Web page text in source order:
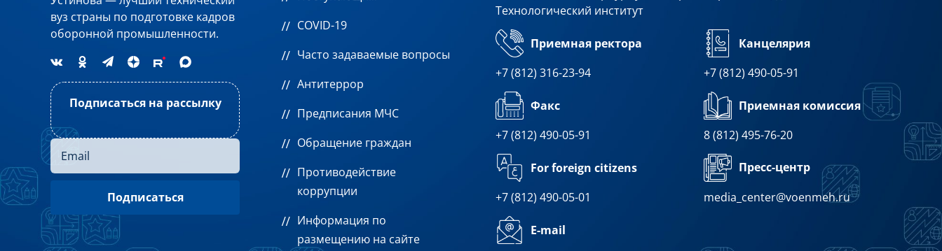
вуз страны по подготовке кадров
оборонной промышленности.
Подписаться на рассылку
COVID-19
Часто задаваемые вопросы
Антитеррор
Предписания МЧС
Обращение граждан
Противодействие
коррупции
Информация по
размещению на сайте
Технологический институт
Приемная ректора
+7 (812) 316-23-94
Канцелярия
+7 (812) 490-05-91
Факс
+7 (812) 490-05-91
Приемная комиссия
8 (812) 495-76-20
For foreign citizens
+7 (812) 490-05-01
Пресс-центр
media_center@voenmeh.ru
E-mail